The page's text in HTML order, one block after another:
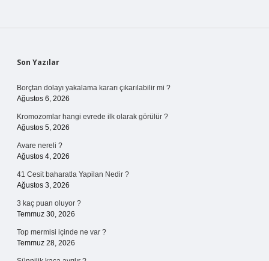
Sidebar
Son Yazılar
Borçtan dolayı yakalama kararı çıkarılabilir mi ?
Ağustos 6, 2026
Kromozomlar hangi evrede ilk olarak görülür ?
Ağustos 5, 2026
Avare nereli ?
Ağustos 4, 2026
41 Cesit baharatla Yapilan Nedir ?
Ağustos 3, 2026
3 kaç puan oluyor ?
Temmuz 30, 2026
Top mermisi içinde ne var ?
Temmuz 28, 2026